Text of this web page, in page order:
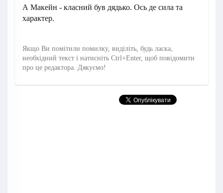
А Макейн - класний був дядько. Ось де сила та
характер.
Якщо Ви помітили помилку, виділіть, будь ласка,
необхідний текст і натисніть Ctrl+Enter, щоб повідомити
про це редактора. Дякуємо!